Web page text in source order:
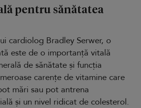
pentru sănătatea
cardiolog Bradley Serwer, o
este de o importanță vitală
de sănătate și funcția
carențe de vitamine care
mări sau pot antrena
și un nivel ridicat de colesterol.